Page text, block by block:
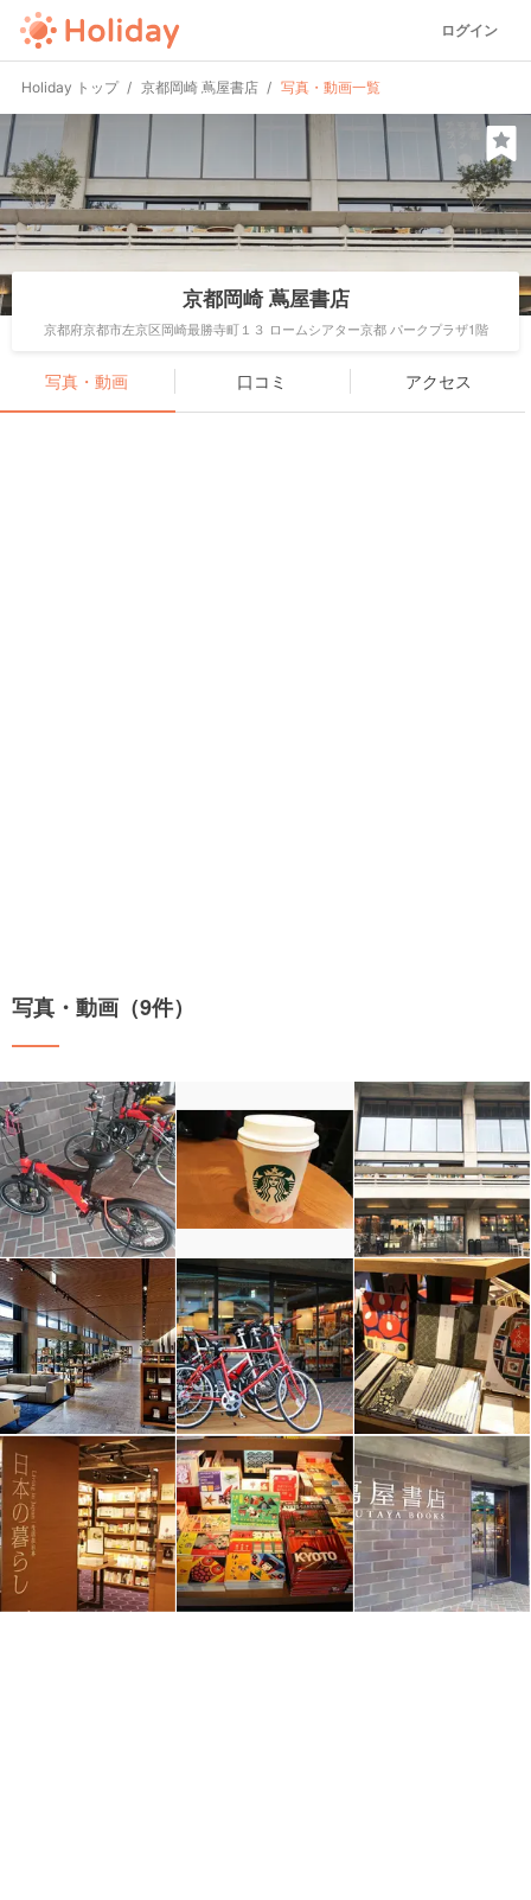
ログイン
Holiday トップ 京都岡崎 蔦屋書店 写真・動画一覧
京都岡崎 蔦屋書店
京都府京都市左京区岡崎最勝寺町１３ ロームシアター京都 パークプラザ1階
写真・動画 口コミ アクセス
写真・動画（9件）